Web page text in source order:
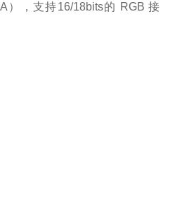
），支持16/18bits的 RGB 接